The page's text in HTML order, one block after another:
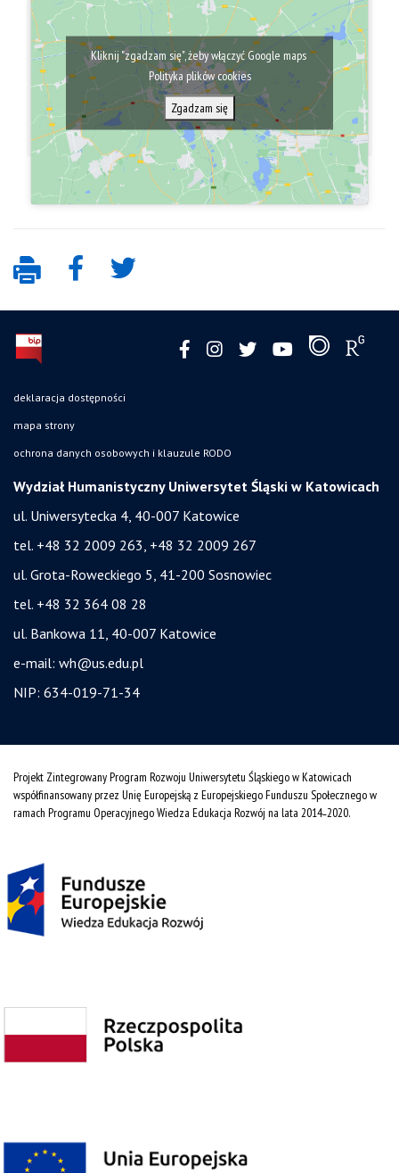
Kliknij "zgadzam się", żeby włączyć Google maps
Polityka plików cookies
Zgadzam się
deklaracja dostępności
mapa strony
ochrona danych osobowych i klauzule RODO
Wydział Humanistyczny Uniwersytet Śląski w Katowicach
ul. Uniwersytecka 4, 40-007 Katowice
tel. +48 32 2009 263, +48 32 2009 267
ul. Grota-Roweckiego 5, 41-200 Sosnowiec
tel. +48 32 364 08 28
ul. Bankowa 11, 40-007 Katowice
e-mail: wh@us.edu.pl
NIP: 634-019-71-34
Projekt Zintegrowany Program Rozwoju Uniwersytetu Śląskiego w Katowicach
współfinansowany przez Unię Europejską z Europejskiego Funduszu Społecznego w
ramach Programu Operacyjnego Wiedza Edukacja Rozwój na lata 2014˗2020.